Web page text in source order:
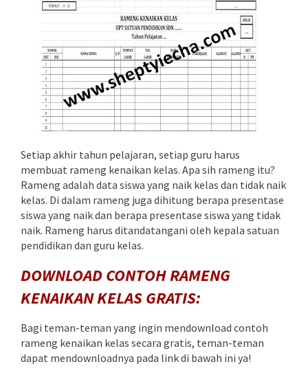
Setiap akhir tahun pelajaran, setiap guru harus
membuat rameng kenaikan kelas. Apa sih rameng itu?
Rameng adalah data siswa yang naik kelas dan tidak naik
kelas. Di dalam rameng juga dihitung berapa presentase
siswa yang naik dan berapa presentase siswa yang tidak
naik. Rameng harus ditandatangani oleh kepala satuan
pendidikan dan guru kelas.
DOWNLOAD CONTOH RAMENG
KENAIKAN KELAS GRATIS:
Bagi teman-teman yang ingin mendownload contoh
rameng kenaikan kelas secara gratis, teman-teman
dapat mendownloadnya pada link di bawah ini ya!